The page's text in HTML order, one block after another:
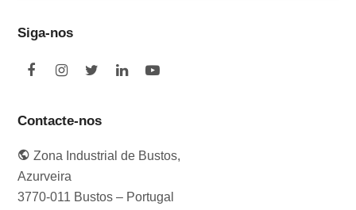
Siga-nos
F
e
o
o
k
I
t
g
r
a
m
T
t
e
r
L
d
I
Y
e
Contacte-nos
Zona Industrial de Bustos,
Azurveira
3770-011 Bustos – Portugal